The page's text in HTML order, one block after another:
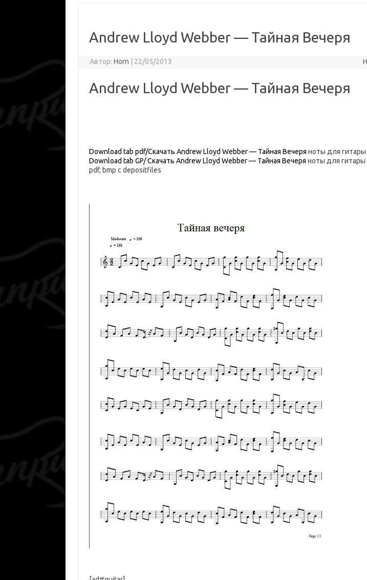
Andrew Lloyd Webber — Тайная Вечеря
Автор:Horn 22/05/2013
Andrew Lloyd Webber — Тайная Вечеря
Download tab pdf/Скачать Andrew Lloyd Webber — Тайная Вечеря ноты для гитары
Download tab GP/ Скачать Andrew Lloyd Webber — Тайная Вечеря ноты для гитары
pdf, bmp c depositfiles